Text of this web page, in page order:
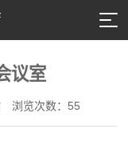
议室
浏览次数：55